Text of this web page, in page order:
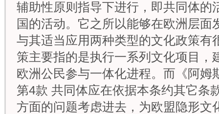
辅助性原则指导下进行，即共同体的
国的活动。它之所以能够在欧洲层面
与其适当应用两种类型的文化政策有
策主要指的是执行一系列文化项目，
欧洲公民参与一体化进程。而《阿姆
第4款 共同体应在依据本条约其它条
方面的问题考虑进去，为欧盟隐形文